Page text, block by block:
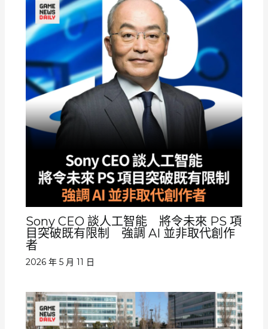
Sony CEO 談人工智能 將令未來 PS 項
目突破既有限制 強調 AI 並非取代創作
者
2026 年 5 月 11 日